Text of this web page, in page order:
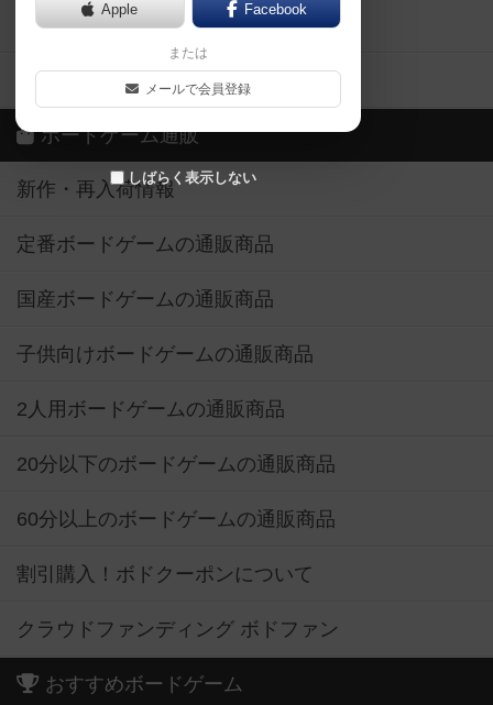
Apple Facebook
または
メールで会員登録
しばらく表示しない
ボードゲーム業界コラム
ボドゲーマご利用案内
ボードゲーム通販
新作・再入荷情報
定番ボードゲームの通販商品
国産ボードゲームの通販商品
子供向けボードゲームの通販商品
2人用ボードゲームの通販商品
20分以下のボードゲームの通販商品
60分以上のボードゲームの通販商品
割引購入！ボドクーポンについて
クラウドファンディング ボドファン
おすすめボードゲーム